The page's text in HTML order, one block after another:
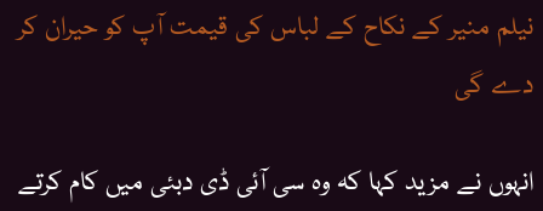
نیلم منیر کے نکاح کے لباس کی قیمت آپ کو حیران کر
دے گی
انہوں نے مزید کہا کہ وہ سی آئی ڈی دبئی میں کام کرتے